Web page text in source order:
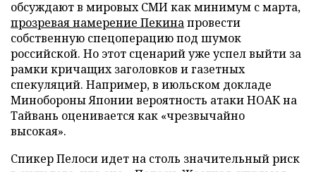
обсуждают в мировых СМИ как минимум с марта,
прозревая намерение Пекинапровести
собственную спецоперацию под шумок
российской. Но этот сценарий уже успел выйти за
рамки кричащих заголовков и газетных
спекуляций. Например, в июльском докладе
Минобороны Японии вероятность атаки НОАК на
Тайвань оценивается как «чрезвычайно
высокая».
Спикер Пелоси идет на столь значительный риск